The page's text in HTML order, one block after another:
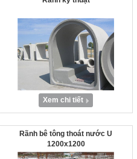
Xem chi tiết
Rãnh bê tông thoát nước U
1200x1200